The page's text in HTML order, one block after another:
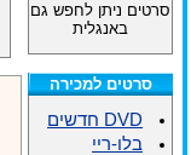
סרטים ניתן לחפש גם
באנגלית
סרטים למכירה
DVD חדשים
בלו-ריי